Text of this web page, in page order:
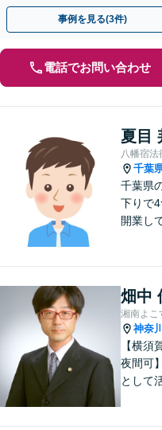
す【土日・夜間面談OK】【オン
事例を見る(3件)
電話でお問い合わせ
夏目
八幡宿法
千葉
千葉県
下りで
開業し
おりま
畑中
湘南よこ
神奈
【横須
夜間可
として